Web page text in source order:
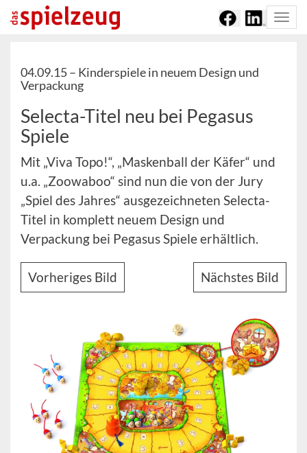
04.09.15 – Kinderspiele in neuem Design und
Verpackung
Selecta-Titel neu bei Pegasus
Spiele
Mit „Viva Topo!“, „Maskenball der Käfer“ und
u.a. „Zoowaboo“ sind nun die von der Jury
„Spiel des Jahres“ ausgezeichneten Selecta-
Titel in komplett neuem Design und
Verpackung bei Pegasus Spiele erhältlich.
Vorheriges Bild Nächstes Bild